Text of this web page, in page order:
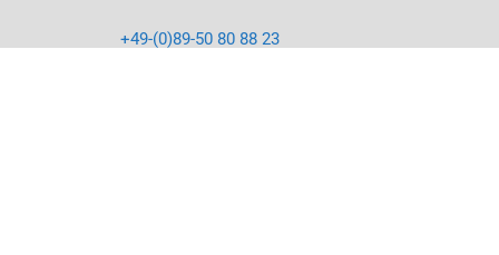
+49-(0)89-50 80 88 23